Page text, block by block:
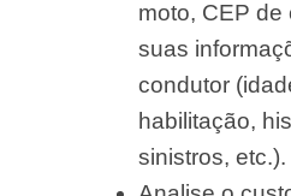
moto, CEP de
suas
condutor
habilitação,
sinistros, etc.).